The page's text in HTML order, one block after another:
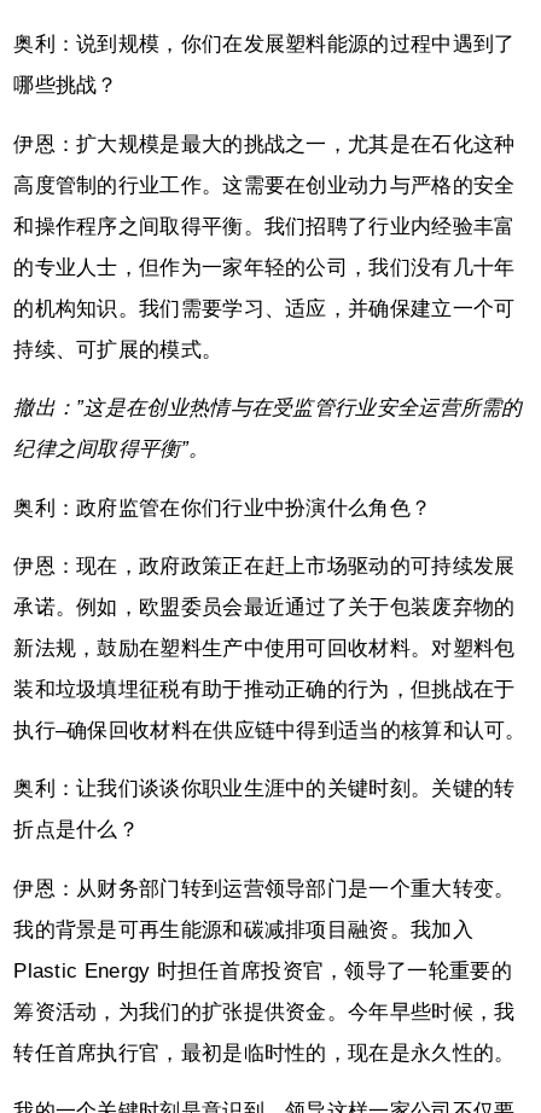
奥利：说到规模，你们在发展塑料能源的过程中遇到了
哪些挑战？
伊恩：扩大规模是最大的挑战之一，尤其是在石化这种
高度管制的行业工作。这需要在创业动力与严格的安全
和操作程序之间取得平衡。我们招聘了行业内经验丰富
的专业人士，但作为一家年轻的公司，我们没有几十年
的机构知识。我们需要学习、适应，并确保建立一个可
持续、可扩展的模式。
撤出：”这是在创业热情与在受监管行业安全运营所需的
纪律之间取得平衡”。
奥利：政府监管在你们行业中扮演什么角色？
伊恩：现在，政府政策正在赶上市场驱动的可持续发展
承诺。例如，欧盟委员会最近通过了关于包装废弃物的
新法规，鼓励在塑料生产中使用可回收材料。对塑料包
装和垃圾填埋征税有助于推动正确的行为，但挑战在于
执行–确保回收材料在供应链中得到适当的核算和认可。
奥利：让我们谈谈你职业生涯中的关键时刻。关键的转
折点是什么？
伊恩：从财务部门转到运营领导部门是一个重大转变。
我的背景是可再生能源和碳减排项目融资。我加入
Plastic Energy 时担任首席投资官，领导了一轮重要的
筹资活动，为我们的扩张提供资金。今年早些时候，我
转任首席执行官，最初是临时性的，现在是永久性的。